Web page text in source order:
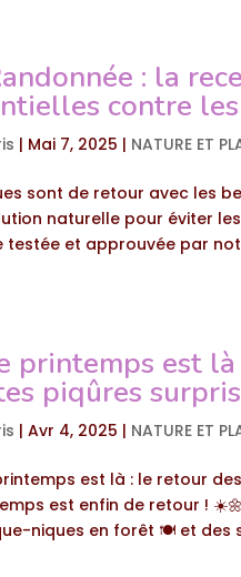
: la
contre
| Mai 7, 2025 | NATURE ET
sont de retour avec les
naturelle pour éviter
testée et approuvée par
printemps est
piqûres
| Avr 4, 2025 | NATURE ET
est là : le retour
est enfin de retour !
niques en forêt 🍽️ et des